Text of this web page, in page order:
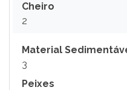
Cheiro
2
Material
3
Peixes